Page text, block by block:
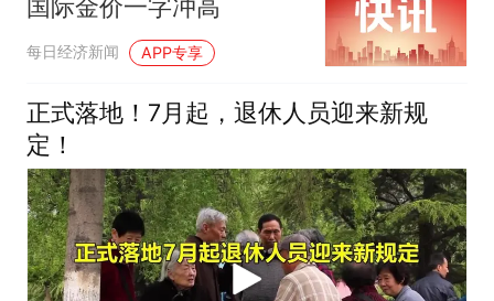
国际金价一字冲高
每日经济新闻 APP专享
正式落地！7月起，退休人员迎来新规
定！